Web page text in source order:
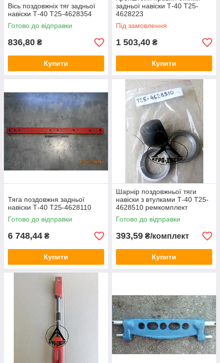
Вісь поздовжніх тяг задньої
навіски Т-40 Т25-4628354
Готово до відправки
836,80 ₴
Купити
задньої навіски Т-40 Т25-
4628223
Під замовлення
1 503,40 ₴
Купити
Тяга поздовжня задньої
навіски Т-40 Т25-4628110
Готово до відправки
6 748,44 ₴
Купити
Шарнір поздовжньої тяги
навіски з втулками Т-40 Т25-
4628510 ремкомплект
Готово до відправки
393,59 ₴/комплект
Купити